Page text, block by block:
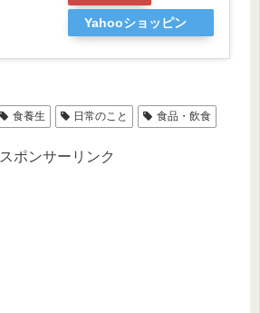
Yahooショッピン
食養生 日常のこと 食品・飲食
スポンサーリンク